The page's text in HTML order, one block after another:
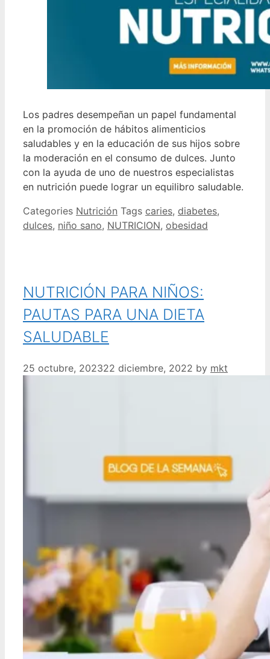
Los padres desempeñan un papel fundamental
en la promoción de hábitos alimenticios
saludables y en la educación de sus hijos sobre
la moderación en el consumo de dulces. Junto
con la ayuda de uno de nuestros especialistas
en nutrición puede lograr un equilibro saludable.
Categories Nutrición Tags caries, diabetes,
dulces, niño sano, NUTRICION, obesidad
NUTRICIÓN PARA NIÑOS:
PAUTAS PARA UNA DIETA
SALUDABLE
25 octubre, 202322 diciembre, 2022 by mkt